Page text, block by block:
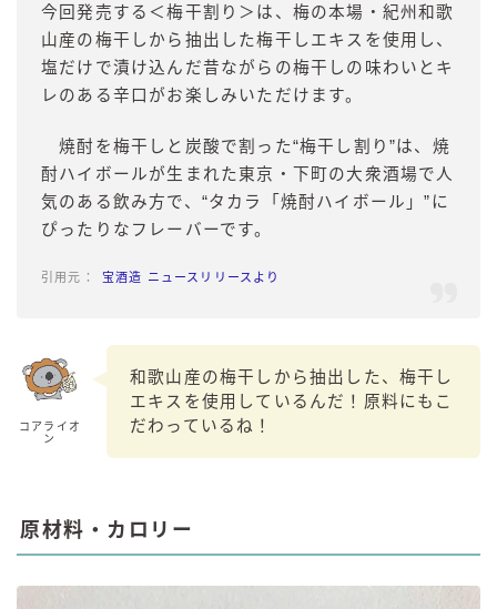
今回発売する＜梅干割り＞は、梅の本場・紀州和歌
山産の梅干しから抽出した梅干しエキスを使用し、
塩だけで漬け込んだ昔ながらの梅干しの味わいとキ
レのある辛口がお楽しみいただけます。
焼酎を梅干しと炭酸で割った“梅干し割り”は、焼
酎ハイボールが生まれた東京・下町の大衆酒場で人
気のある飲み方で、“タカラ「焼酎ハイボール」”に
ぴったりなフレーバーです。
宝酒造 ニュースリリースより
コアライオ
ン
和歌山産の梅干しから抽出した、梅干し
エキスを使用しているんだ！原料にもこ
だわっているね！
原材料・カロリー